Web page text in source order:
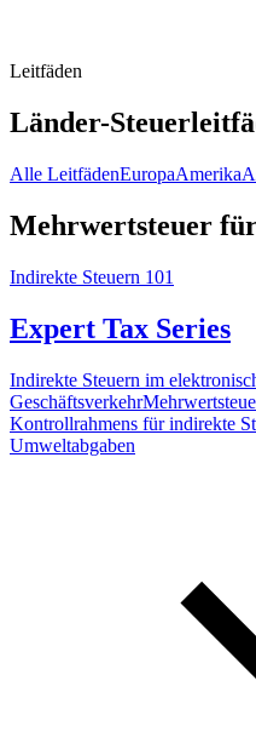
Leitfäden
Länder-
Alle LeitfädenEuropaAmerika
Mehrwertsteuer
Indirekte Steuern 101
Expert Tax Series
Indirekte Steuern im
Geschäftsverkehr
Kontrollrahmens für indirekte
Umweltabgaben